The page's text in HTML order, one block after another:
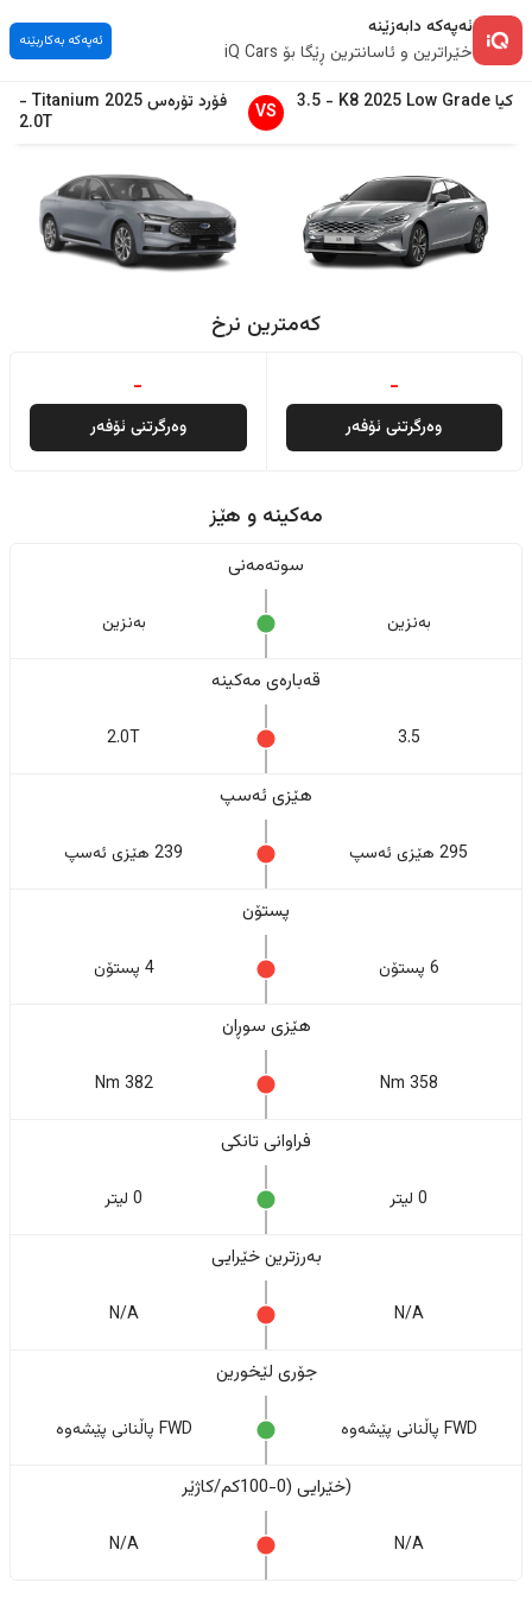
ئەپەکە دابەزێنە
خێراترین و ئاسانترین ڕێگا بۆ iQ Cars
ئەپەکە بەکاربێنە
کیا K8 2025 Low Grade
-
3.5
VS فۆردتۆرەس2025
Titanium
-
2.0T
کەمترین نرخ
-
وەرگرتنی ئۆفەر
-
وەرگرتنی ئۆفەر
مەکینە و هێز
سوتەمەنی
بەنزین بەنزین
قەبارەی مەکینە
3.5
2.0T
هێزی ئەسپ
295 هێزی ئەسپ 239 هێزی ئەسپ
پستۆن
6 پستۆن 4 پستۆن
هێزی سوڕان
358 Nm
382 Nm
فراوانی تانکی
0 لیتر 0 لیتر
بەرزترین خێرایی
N/A
N/A
جۆری لێخورین
FWD پاڵنانی پێشەوە FWD پاڵنانی پێشەوە
(خێرایی (0-100کم/کاژێر
N/A
N/A